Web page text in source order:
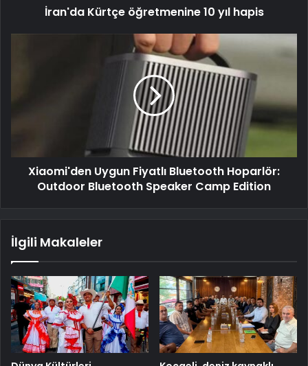
İran'da Kürtçe öğretmenine 10 yıl hapis
Xiaomi'den Uygun Fiyatlı Bluetooth Hoparlör:
Outdoor Bluetooth Speaker Camp Edition
İlgili Makaleler